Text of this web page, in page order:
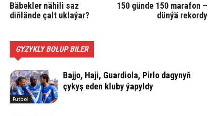
Bäbekler nähili saz
diňlände çalt uklaýar?
150 günde 150 marafon –
dünýä rekordy
GYZYKLY BOLUP BILER
Futbol
Bajjo, Haji, Guardiola, Pirlo dagynyň
çykyş eden kluby ýapyldy